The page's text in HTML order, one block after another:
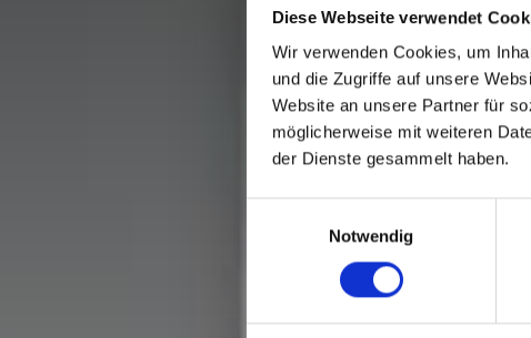
Diese Webseite verwendet
Wir verwenden Cookies, um
und die Zugriffe auf unsere
Website an unsere Partner für
möglicherweise mit weiteren
der Dienste gesammelt haben.
Notwendig